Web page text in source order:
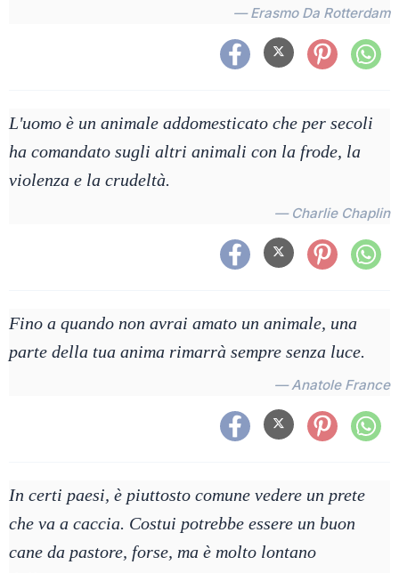
— Erasmo Da Rotterdam
L'uomo è un animale addomesticato che per secoli
ha comandato sugli altri animali con la frode, la
violenza e la crudeltà.
— Charlie Chaplin
Fino a quando non avrai amato un animale, una
parte della tua anima rimarrà sempre senza luce.
— Anatole France
In certi paesi, è piuttosto comune vedere un prete
che va a caccia. Costui potrebbe essere un buon
cane da pastore, forse, ma è molto lontano